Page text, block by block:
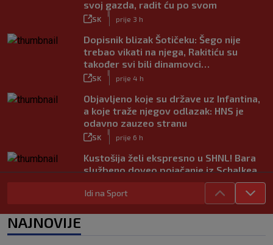
svoj gazda, radit ću po svom
SK prije 3 h
Dopisnik blizak Šotičeku: Šego nije
trebao vikati na njega, Rakitiću su
također svi bili dinamovci…
SK prije 4 h
Objavljeno koje su države uz Infantina,
a koje traže njegov odlazak: HNS je
odavno zauzeo stranu
SK prije 6 h
Kustošija želi ekspresno u SHNL! Bara
službeno doveo pojačanje iz Schalkea
Tomiyasu se vraća u Premier ligu,
postat će suigrač bivšeg Vatrenog
Idi na Sport
NAJNOVIJE